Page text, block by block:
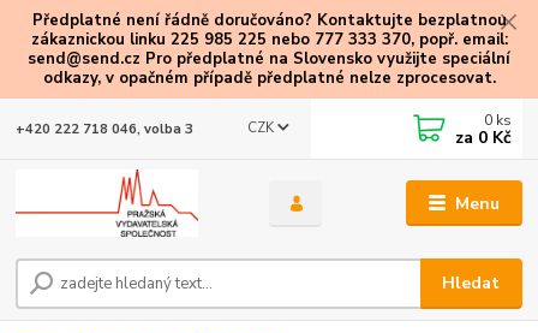
Předplatné není řádně doručováno? Kontaktujte bezplatnou
zákaznickou linku 225 985 225 nebo 777 333 370, popř. email:
send@send.cz Pro předplatné na Slovensko využijte speciální
odkazy, v opačném případě předplatné nelze zprocesovat.
Menu
CZK
Hledat
+420 222 718 046, volba 3 0 ks
za 0 Kč